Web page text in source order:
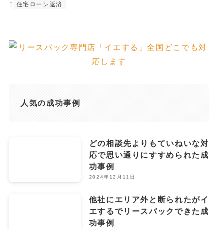
住宅ローン返済
人気の成功事例
どの相談先よりもていねいな対
応で思い通りにすすめられた成
功事例
2024年12月11日
他社にエリア外と断られたがイ
エするでリースバックできた成
功事例